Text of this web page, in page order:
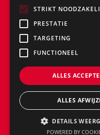
Schilderend
Vanaf 31
STRIKT
PRESTATIE
TARGETING
FUNCTIONEEL
ALLES
ALLES
DETAILS
POWERED BY